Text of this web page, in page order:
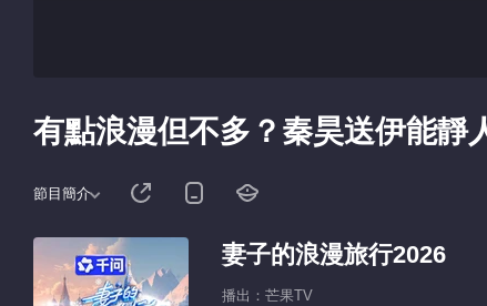
有點浪漫但不多？秦昊送伊能靜
節目簡介
妻子的浪漫旅行2026
播出：芒果TV